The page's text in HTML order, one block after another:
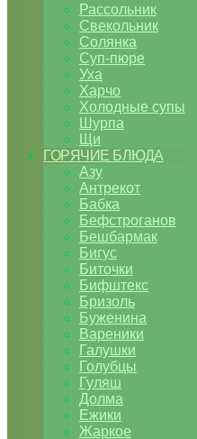
Рассольник
Свекольник
Солянка
Суп-пюре
Уха
Харчо
Холодные супы
Шурпа
Щи
ГОРЯЧИЕ БЛЮДА
Азу
Антрекот
Бабка
Бефстроганов
Бешбармак
Бигус
Биточки
Бифштекс
Бризоль
Буженина
Вареники
Галушки
Голубцы
Гуляш
Долма
Ежики
Жаркое